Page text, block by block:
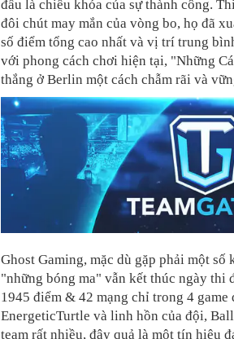
đấu là chiều khóa của sự thành công.
đôi chút may mắn của vòng bo, họ đã
số điểm tổng cao nhất và vị trí trung
với phong cách chơi hiện tại, "Những
thắng ở Berlin một cách chẫm rãi và
Ghost Gaming, mặc dù gặp phải một số
"những bóng ma" vẫn kết thúc ngày thi
1945 điểm & 42 mạng chỉ trong 4
EnergeticTurtle và linh hồn của đội,
team rất nhiều, đây quả là một tín hiệu